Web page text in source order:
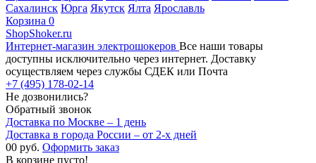
Сахалинск Юрга Якутск Ялта Ярославль
Корзина 0
ShopShoker.ru
Интернет-магазин электрошокеров Все наши товары
доступны исключительно через интернет. Доставку
осуществляем через службы СДЕК или Почта
+7 (495) 178-02-14
Не дозвонились?
Обратный звонок
Доставка по Москве – 1 день
Доставка в города России – от 2-х дней
00 руб. Оформить заказ
В корзине пусто!